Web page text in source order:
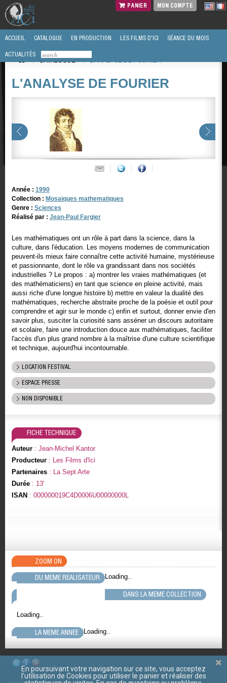
PANIER MON COMPTE
ACCUEIL CATALOGUE EN PRODUCTION LES FILMS D'ICI SÉANCE DU MOIS
ACTUALITÉS
/
CATALOGUE / L'ANALYSE DE FOURIER
L'ANALYSE DE FOURIER
Année : 1990
Collection : Mosaiques mathematiques
Genre : Sciences
Réalisé par : Jean-Paul Fargier
Les mathématiques ont un rôle à part dans la science, dans la
culture, dans l'éducation. Les moyens modernes de communication
peuvent-ils mieux faire connaître cette activité humaine, mystérieuse
et passionnante, dont le rôle va grandissant dans nos sociétés
industrielles ? Le propos : a) montrer les vraies mathématiques (et
des mathématiciens) en tant que science en pleine activité, mais
aussi riche d'une longue histoire b) mettre en valeur la dualité des
mathématiques, recherche abstraite proche de la poésie et outil pour
comprendre et agir sur le monde c) enfin et surtout, donner envie d'en
savoir plus, susciter la curiosité sans asséner un discours autoritaire
et scolaire, faire une introduction douce aux mathématiques, faciliter
l'accès d'un plus grand nombre à la maîtrise d'une culture scientifique
et technique, aujourd'hui incontournable.
LOCATION FESTIVAL
ESPACE PRESSE
NON DISPONIBLE
FICHE TECHNIQUE
Auteur: Jean-Michel Kantor
Producteur: Les Films d'Ici
Partenaires: La Sept Arte
Durée: 13'
ISAN : 000000019C4D0006U00000000L
ZOOM ON
DU MEME REALISATEUR
Loading..
DANS LA MEME COLLECTION
Loading..
LA MEME ANNEE Loading..
En poursuivant votre navigation sur ce site, vous acceptez
l'utilisation de Cookies pour utiliser le panier et réaliser des